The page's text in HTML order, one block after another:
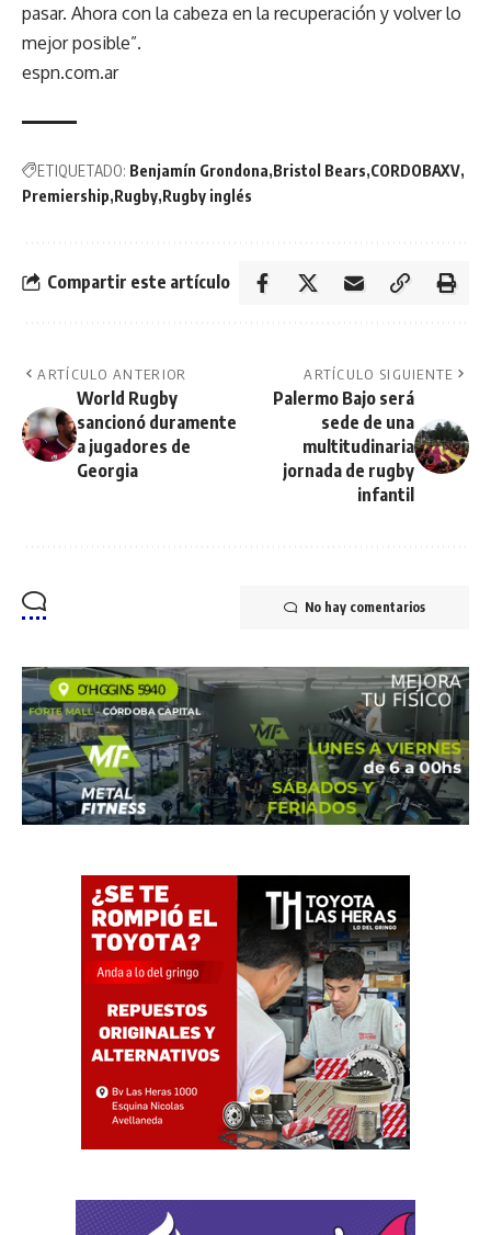
pasar. Ahora con la cabeza en la recuperación y volver lo
mejor posible”.
espn.com.ar
ETIQUETADO: Benjamín Grondona Bristol Bears CORDOBAXV
Premiership Rugby Rugby inglés
Compartir este artículo
ARTÍCULO ANTERIOR
World Rugby
sancionó duramente
a jugadores de
Georgia
ARTÍCULO SIGUIENTE
Palermo Bajo será
sede de una
multitudinaria
jornada de rugby
infantil
No hay comentarios